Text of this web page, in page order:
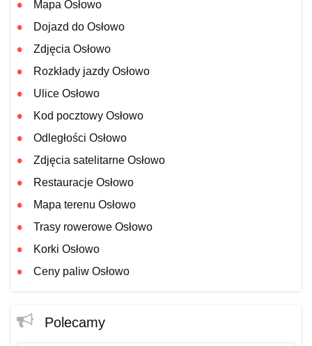
Mapa Osłowo
Dojazd do Osłowo
Zdjęcia Osłowo
Rozkłady jazdy Osłowo
Ulice Osłowo
Kod pocztowy Osłowo
Odległości Osłowo
Zdjęcia satelitarne Osłowo
Restauracje Osłowo
Mapa terenu Osłowo
Trasy rowerowe Osłowo
Korki Osłowo
Ceny paliw Osłowo
Polecamy